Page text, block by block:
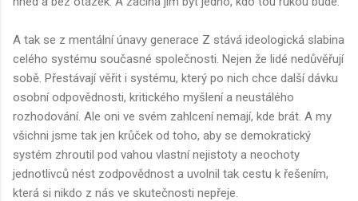
A tak se z mentální únavy generace Z stává ideologická slabina
celého systému současné společnosti. Nejen že lidé nedůvěřují
sobě. Přestávají věřit i systému, který po nich chce další dávku
osobní odpovědnosti, kritického myšlení a neustálého
rozhodování. Ale oni ve svém zahlcení nemají, kde brát. A my
všichni jsme tak jen krůček od toho, aby se demokratický
systém zhroutil pod vahou vlastní nejistoty a neochoty
jednotlivců nést zodpovědnost a uvolnil tak cestu k řešením,
která si nikdo z nás ve skutečnosti nepřeje.